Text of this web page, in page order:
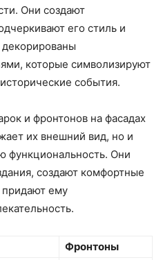
Они создают
его стиль и
которые символизируют
события.
и фронтонов на фасадах
их внешний вид, но и
функциональность. Они
создают комфортные
придают ему
Фронтоны